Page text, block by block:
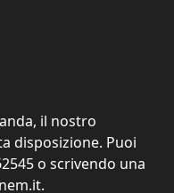
il nostro
disposizione. Puoi
o scrivendo una
.